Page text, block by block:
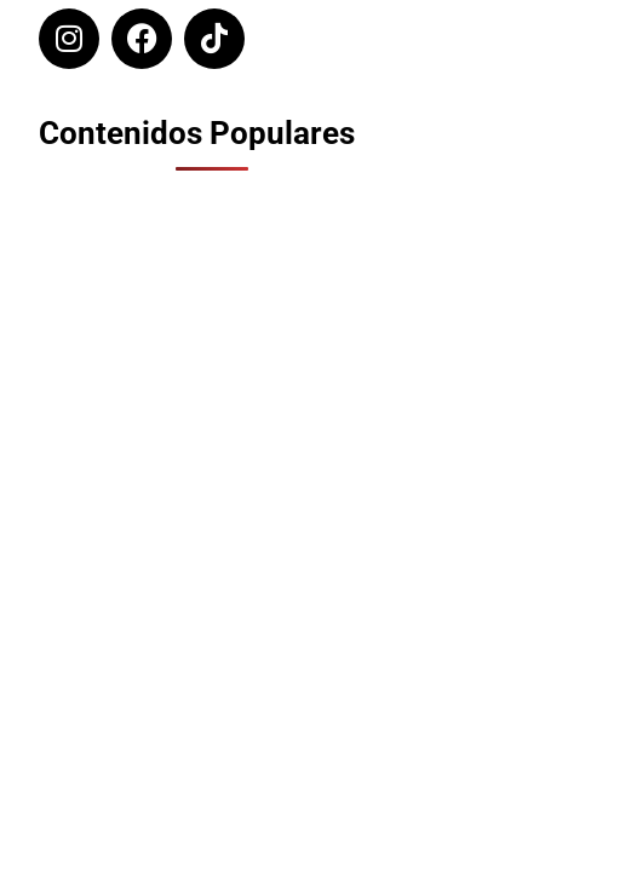
Contenidos Populares